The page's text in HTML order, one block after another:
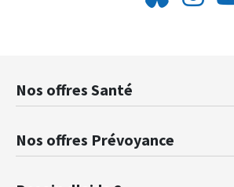
Nos offres Santé
Mutuelle santé Retraités justice
Nos offres Prévoyance